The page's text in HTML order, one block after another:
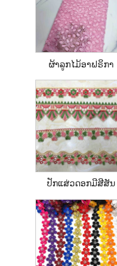
ຜ້າລູກໄມ້ອາຟຣິກາ
ປັກແສ່ວດອກມີສີສັນ